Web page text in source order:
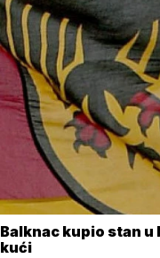
Balknac kupio stan u
kući